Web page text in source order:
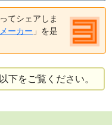
てシェアしま
ーカー 」を是
下をご覧ください。